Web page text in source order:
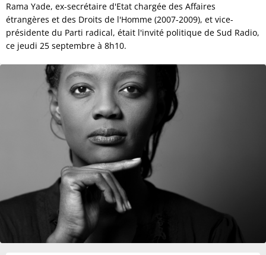
Rama Yade, ex-secrétaire d'Etat chargée des Affaires
étrangères et des Droits de l'Homme (2007-2009), et vice-
présidente du Parti radical, était l'invité politique de Sud Radio,
ce jeudi 25 septembre à 8h10.